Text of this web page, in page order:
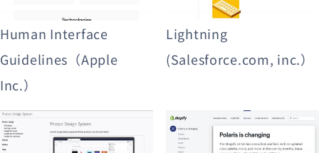
Human Interface
Guidelines（Apple
Inc.）
Lightning
(Salesforce.com, inc.）